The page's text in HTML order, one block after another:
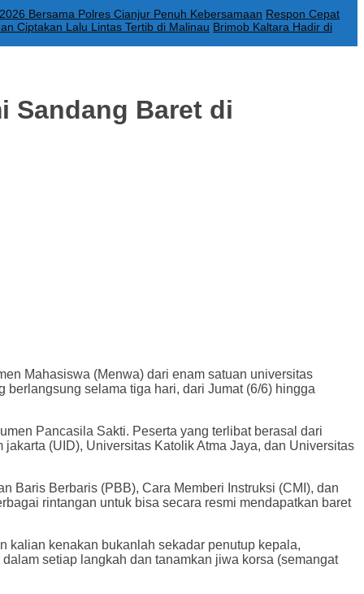
Bersama Polres Cianjur Penuh Kebersamaan Respon Cepat
Ciptakan Lalu Lintas Tertib di Malinau Brimob Kaltara Hadir di
Sandang Baret di
Mahasiswa (Menwa) dari enam satuan universitas
selama tiga hari, dari Jumat (6/6) hingga
Pancasila Sakti. Peserta yang terlibat berasal dari
(UID), Universitas Katolik Atma Jaya, dan Universitas
Baris Berbaris (PBB), Cara Memberi Instruksi (CMI), dan
rintangan untuk bisa secara resmi mendapatkan baret
kalian kenakan bukanlah sekadar penutup kepala,
setiap langkah dan tanamkan jiwa korsa (semangat